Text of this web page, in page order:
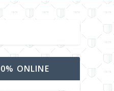
ONLINE